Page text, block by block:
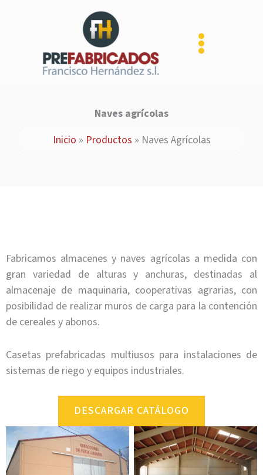
Naves agrícolas
Inicio » Productos » Naves Agrícolas
Fabricamos almacenes y naves agrícolas a medida con
gran variedad de alturas y anchuras, destinadas al
almacenaje de maquinaria, cooperativas agrarias, con
posibilidad de realizar muros de carga para la contención
de cereales y abonos.
Casetas prefabricadas multiusos para instalaciones de
sistemas de riego y equipos industriales.
DESCARGAR CATÁLOGO